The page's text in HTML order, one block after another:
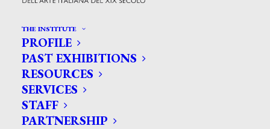
THE INSTITUTE
PROFILE
PAST EXHIBITIONS
RESOURCES
SERVICES
STAFF
PARTNERSHIP
CERCA TRA GLI ARTISTI:
Search
for: